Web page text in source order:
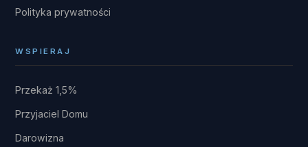
Polityka prywatności
WSPIERAJ
Przekaż 1,5%
Przyjaciel Domu
Darowizna